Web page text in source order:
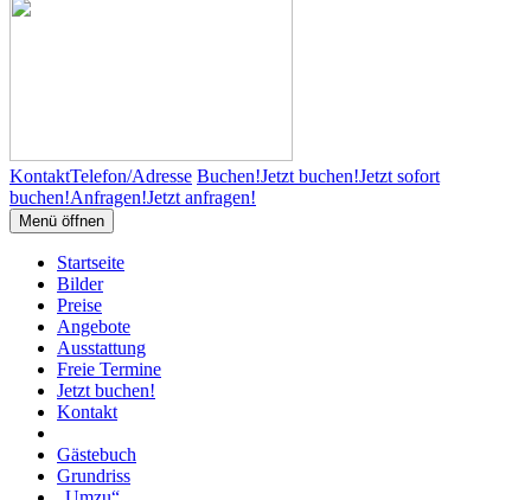
KontaktTelefon/Adresse Buchen!Jetzt buchen!Jetzt sofort
buchen!Anfragen!Jetzt anfragen!
Menü öffnen
Startseite
Bilder
Preise
Angebote
Ausstattung
Freie Termine
Jetzt buchen!
Kontakt
Gästebuch
Grundriss